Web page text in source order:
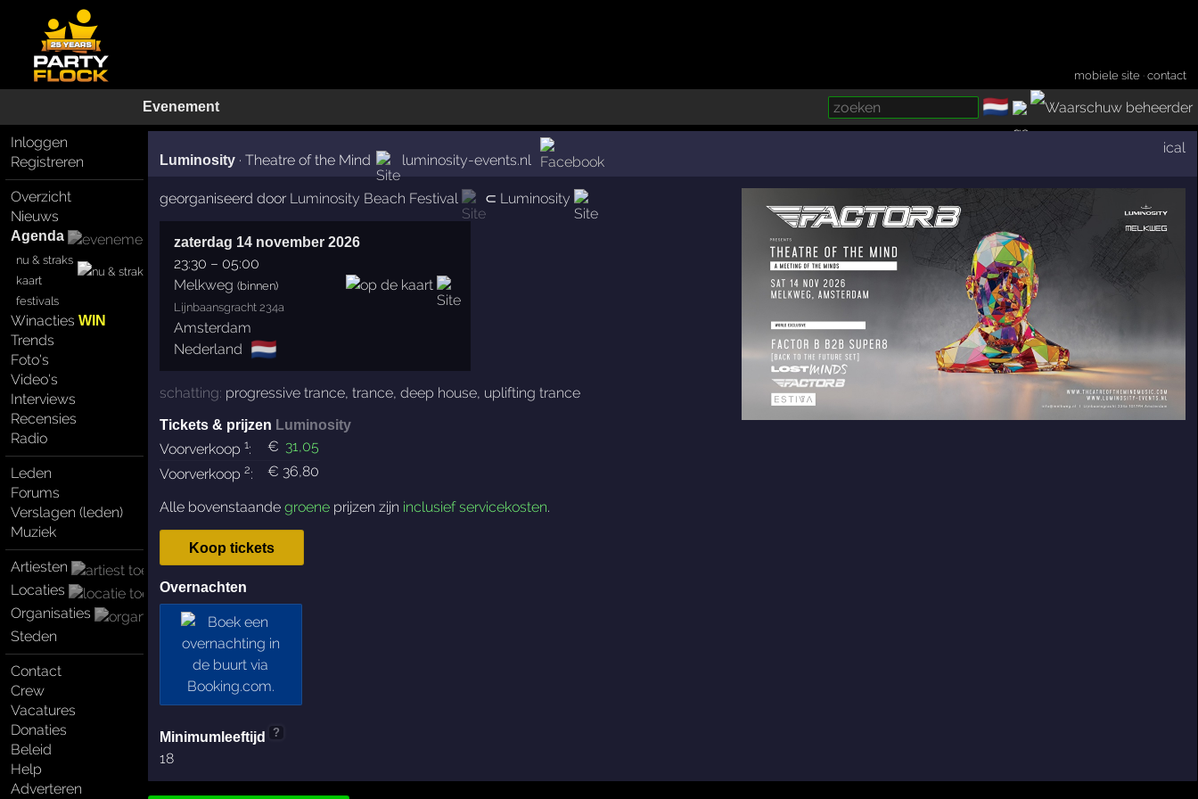
mobiele site ·contact
Evenement 🇳🇱
Inloggen
Registreren
Overzicht
Nieuws
Agenda
nu & straks
kaart
festivals
WinactiesWIN
Trends
Foto's
Video's
Interviews
Recensies
Radio
Leden
Forums
Verslagen (leden)
Muziek
Artiesten
Locaties
Organisaties
Steden
Contact
Crew
Vacatures
Donaties
Beleid
Help
Adverteren
Luminosity· Theatre of the Mind luminosity-events.nl
ical
georganiseerd door Luminosity Beach Festival ⊂ Luminosity
zaterdag 14 november 2026
23:30 – 05:00
Melkweg (binnen)
Lijnbaansgracht 234a
Amsterdam
Nederland 🇳🇱
schatting: progressive trance, trance, deep house, uplifting trance
Tickets & prijzen Luminosity
Voorverkoop 1: € 31,05
Voorverkoop 2: € 36,80
Alle bovenstaande groeneprijzen zijn inclusief servicekosten.
Koop tickets
Overnachten
Minimumleeftijd ?
18